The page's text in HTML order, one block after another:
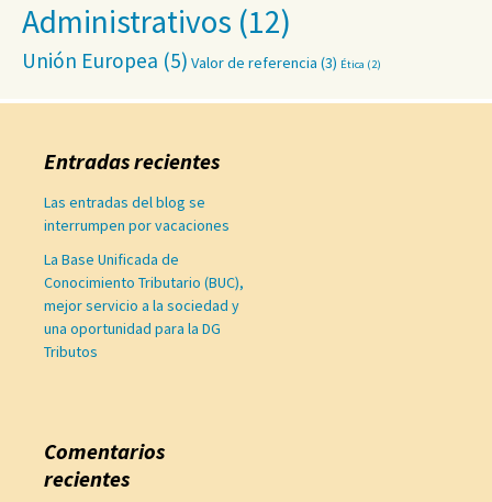
Administrativos (12)
Unión Europea (5) Valor de referencia (3) Ética (2)
Entradas recientes
Las entradas del blog se
interrumpen por vacaciones
La Base Unificada de
Conocimiento Tributario (BUC),
mejor servicio a la sociedad y
una oportunidad para la DG
Tributos
Comentarios
recientes